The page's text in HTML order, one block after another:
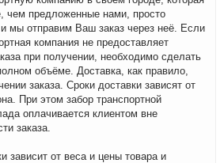
чем предложенные нами, просто
мы отправим Ваш заказ через неё. Если
компания не предоставляет
при получении, необходимо сделать
объёме. Доставка, как правило,
заказа. Сроки доставки зависят от
При этом забор транспортной
оплачивается клиентом вне
заказа.
зависит от веса и цены товара и